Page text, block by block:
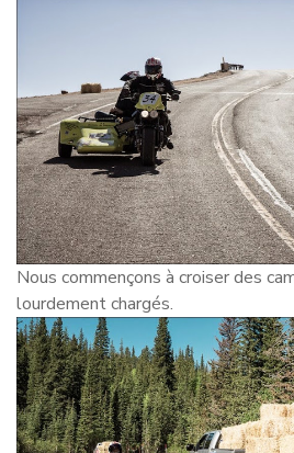
Nous commençons à croiser des
lourdement chargés.